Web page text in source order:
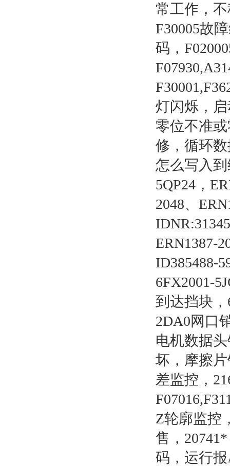
常工作，不
F30005故
码，
灯闪烁，
零位不准
修，循环
怎么写入到
5QP24，
2048、
ERN1387-
ID385488-
6FX2001-
到达挡块，
2DA0网口
电机数据
坏，摩擦
差监控，
Z轮廓监控
售，
码，运行